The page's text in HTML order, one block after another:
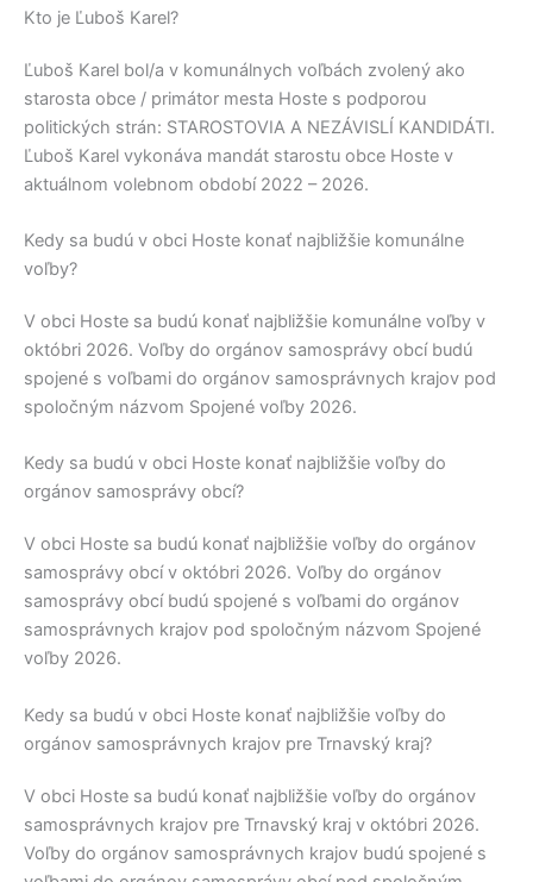
Kto je Ľuboš Karel?
Ľuboš Karel bol/a v komunálnych voľbách zvolený ako
starosta obce / primátor mesta Hoste s podporou
politických strán: STAROSTOVIA A NEZÁVISLÍ KANDIDÁTI.
Ľuboš Karel vykonáva mandát starostu obce Hoste v
aktuálnom volebnom období 2022 – 2026.
Kedy sa budú v obci Hoste konať najbližšie komunálne
voľby?
V obci Hoste sa budú konať najbližšie komunálne voľby v
októbri 2026. Voľby do orgánov samosprávy obcí budú
spojené s voľbami do orgánov samosprávnych krajov pod
spoločným názvom Spojené voľby 2026.
Kedy sa budú v obci Hoste konať najbližšie voľby do
orgánov samosprávy obcí?
V obci Hoste sa budú konať najbližšie voľby do orgánov
samosprávy obcí v októbri 2026. Voľby do orgánov
samosprávy obcí budú spojené s voľbami do orgánov
samosprávnych krajov pod spoločným názvom Spojené
voľby 2026.
Kedy sa budú v obci Hoste konať najbližšie voľby do
orgánov samosprávnych krajov pre Trnavský kraj?
V obci Hoste sa budú konať najbližšie voľby do orgánov
samosprávnych krajov pre Trnavský kraj v októbri 2026.
Voľby do orgánov samosprávnych krajov budú spojené s